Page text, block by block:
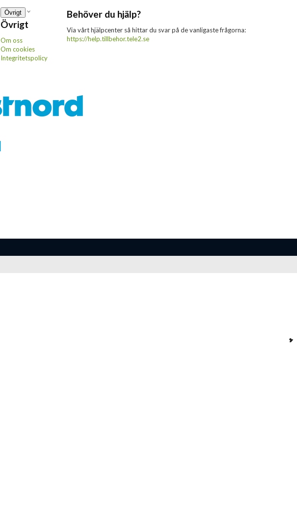
Övrigt
Övrigt
Om oss
Om cookies
Integritetspolicy
Behöver du hjälp?
Via vårt hjälpcenter så hittar du svar på de vanligaste frågorna:
https://help.tillbehor.tele2.se